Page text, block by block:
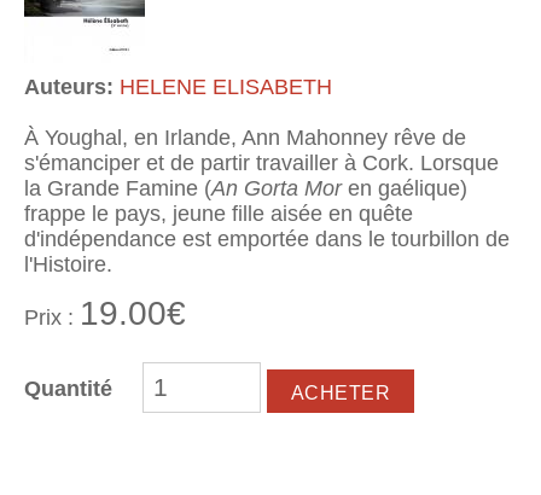
Auteurs: HELENE ELISABETH
À Youghal, en Irlande, Ann Mahonney rêve de
s'émanciper et de partir travailler à Cork. Lorsque
la Grande Famine (An Gorta Moren gaélique)
frappe le pays, jeune fille aisée en quête
d'indépendance est emportée dans le tourbillon de
l'Histoire.
Prix : 19.00€
Quantité